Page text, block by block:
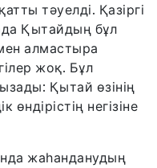
тәуелді. Қазіргі
Қытайдың бұл
алмастыра
жоқ. Бұл
Қытай өзінің
өндірістің негізіне
жаһанданудың